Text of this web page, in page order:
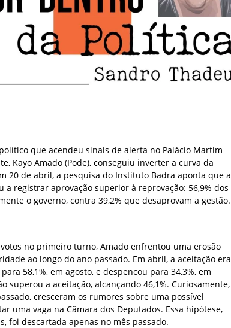
que acendeu sinais de alerta no Palácio Martim
Kayo Amado (Pode), conseguiu inverter a curva da
20 de abril, a pesquisa do Instituto Badra aponta que a
registrar aprovação superior à reprovação: 56,9% dos
o governo, contra 39,2% que desaprovam a gestão.
no primeiro turno, Amado enfrentou uma erosão
ao longo do ano passado. Em abril, a aceitação era
58,1%, em agosto, e despencou para 34,3%, em
superou a aceitação, alcançando 46,1%. Curiosamente,
cresceram os rumores sobre uma possível
uma vaga na Câmara dos Deputados. Essa hipótese,
foi descartada apenas no mês passado.